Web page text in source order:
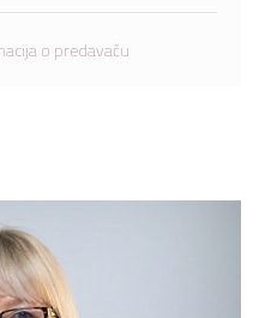
o predavaču